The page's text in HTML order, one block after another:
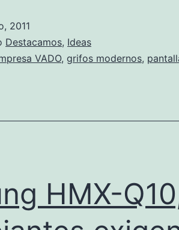
tecnología
LED
2011
Destacamos, Ideas
VADO, grifos modernos,
HMX-